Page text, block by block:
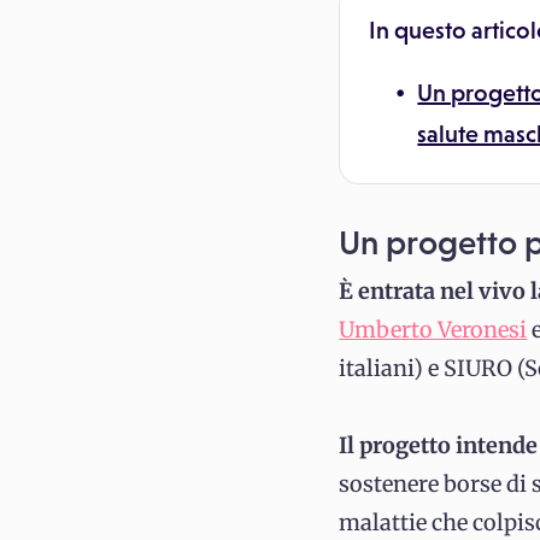
In questo
Un
salute
Un progetto
È entrata nel vivo
Umberto Veronesi
italiani) e SIURO
Il progetto
sostenere borse
malattie che